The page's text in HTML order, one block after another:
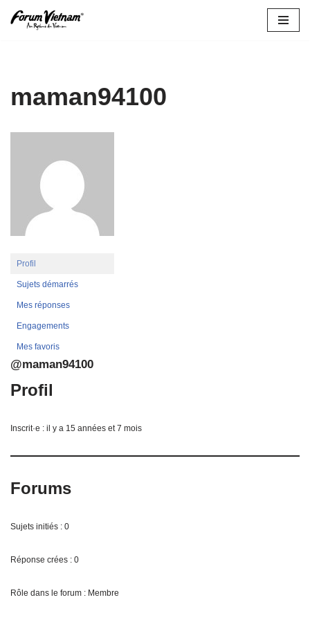
maman94100
Profil
Sujets démarrés
Mes réponses
Engagements
Mes favoris
@maman94100
Profil
Inscrit·e : il y a 15 années et 7 mois
Forums
Sujets initiés : 0
Réponse crées : 0
Rôle dans le forum : Membre